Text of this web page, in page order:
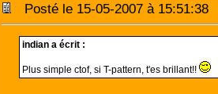
Posté le 15-05-2007 à
indian a écrit :
Plus simple ctof, si T-pattern, t'es brillant!!